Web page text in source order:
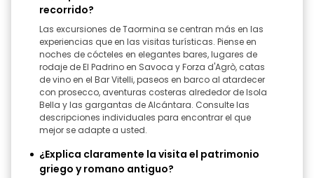
recorrido?
Las excursiones de Taormina se centran más en las
experiencias que en las visitas turísticas. Piense en
noches de cócteles en elegantes bares, lugares de
rodaje de El Padrino en Savoca y Forza d'Agrò, catas
de vino en el Bar Vitelli, paseos en barco al atardecer
con prosecco, aventuras costeras alrededor de Isola
Bella y las gargantas de Alcántara. Consulte las
descripciones individuales para encontrar el que
mejor se adapte a usted.
¿Explica claramente la visita el patrimonio
griego y romano antiguo?